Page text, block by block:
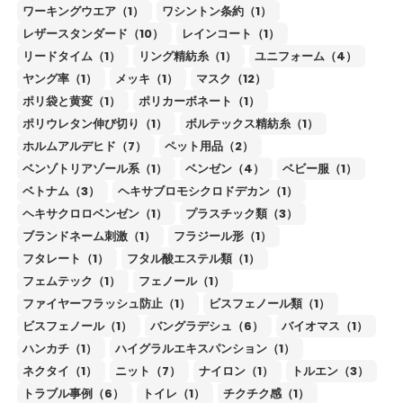
ワーキングウエア（1）
ワシントン条約（1）
レザースタンダード（10）
レインコート（1）
リードタイム（1）
リング精紡糸（1）
ユニフォーム（4）
ヤング率（1）
メッキ（1）
マスク（12）
ポリ袋と黄変（1）
ポリカーボネート（1）
ポリウレタン伸び切り（1）
ボルテックス精紡糸（1）
ホルムアルデヒド（7）
ペット用品（2）
ベンゾトリアゾール系（1）
ベンゼン（4）
ベビー服（1）
ベトナム（3）
ヘキサブロモシクロドデカン（1）
ヘキサクロロベンゼン（1）
プラスチック類（3）
ブランドネーム刺激（1）
フラジール形（1）
フタレート（1）
フタル酸エステル類（1）
フェムテック（1）
フェノール（1）
ファイヤーフラッシュ防止（1）
ビスフェノール類（1）
ビスフェノール（1）
バングラデシュ（6）
バイオマス（1）
ハンカチ（1）
ハイグラルエキスパンション（1）
ネクタイ（1）
ニット（7） ナイロン（1）
トルエン（3）
トラブル事例（6）
トイレ（1）
チクチク感（1）